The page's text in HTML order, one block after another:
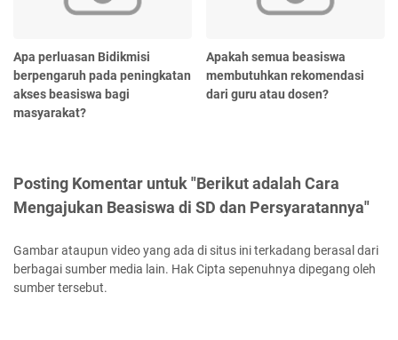
Apa perluasan Bidikmisi
berpengaruh pada peningkatan
akses beasiswa bagi
masyarakat?
Apakah semua beasiswa
membutuhkan rekomendasi
dari guru atau dosen?
Posting Komentar untuk "Berikut adalah Cara
Mengajukan Beasiswa di SD dan Persyaratannya"
Gambar ataupun video yang ada di situs ini terkadang berasal dari
berbagai sumber media lain. Hak Cipta sepenuhnya dipegang oleh
sumber tersebut.